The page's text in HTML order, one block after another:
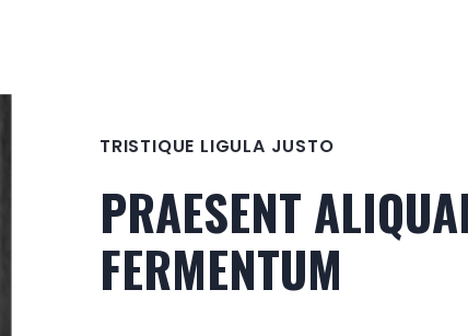
TRISTIQUE LIGULA JUSTO
PRAESENT
FERMENTUM